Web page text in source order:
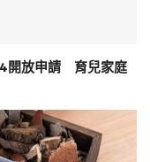
開放申請 育兒家庭